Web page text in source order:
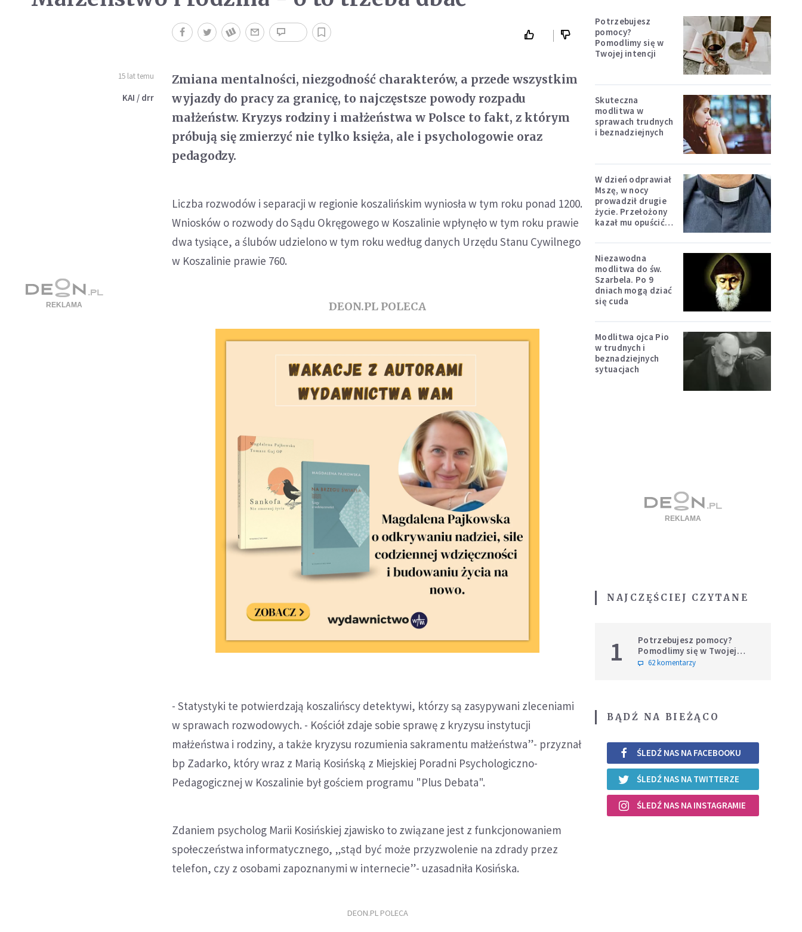
15 lat temu
KAI / drr
Zmiana mentalności, niezgodność charakterów, a przede wszystkim
wyjazdy do pracy za granicę, to najczęstsze powody rozpadu
małżeństw. Kryzys rodziny i małżeństwa w Polsce to fakt, z którym
próbują się zmierzyć nie tylko księża, ale i psychologowie oraz
pedagodzy.
Liczba rozwodów i separacji w regionie koszalińskim wyniosła w tym roku ponad 1200.
Wniosków o rozwody do Sądu Okręgowego w Koszalinie wpłynęło w tym roku prawie
dwa tysiące, a ślubów udzielono w tym roku według danych Urzędu Stanu Cywilnego
w Koszalinie prawie 760.
DEON.PL POLECA
- Statystyki te potwierdzają koszalińscy detektywi, którzy są zasypywani zleceniami
w sprawach rozwodowych. - Kościół zdaje sobie sprawę z kryzysu instytucji
małżeństwa i rodziny, a także kryzysu rozumienia sakramentu małżeństwa”- przyznał
bp Zadarko, który wraz z Marią Kosińską z Miejskiej Poradni Psychologiczno-
Pedagogicznej w Koszalinie był gościem programu "Plus Debata".
Zdaniem psycholog Marii Kosińskiej zjawisko to związane jest z funkcjonowaniem
społeczeństwa informatycznego, „stąd być może przyzwolenie na zdrady przez
telefon, czy z osobami zapoznanymi w internecie”- uzasadniła Kosińska.
DEON.PL POLECA
Potrzebujesz
pomocy?
Pomodlimy się w
Twojej intencji
Skuteczna
modlitwa w
sprawach trudnych
i beznadziejnych
W dzień odprawiał
Mszę, w nocy
prowadził drugie
życie. Przełożony
kazał mu opuścić
Niezawodna
modlitwa do św.
Szarbela. Po 9
dniach mogą dziać
się cuda
Modlitwa ojca Pio
w trudnych i
beznadziejnych
sytuacjach
NAJCZĘŚCIEJ CZYTANE
1
Potrzebujesz pomocy?
Pomodlimy się w Twojej
intencji
62 komentarzy
BĄDŹ NA BIEŻĄCO
ŚLEDŹ NAS NA FACEBOOKU
ŚLEDŹ NAS NA TWITTERZE
ŚLEDŹ NAS NA INSTAGRAMIE